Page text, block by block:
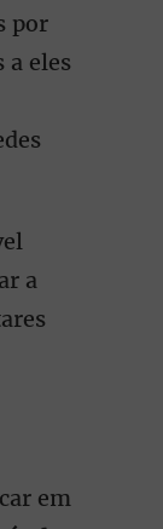
por
a eles
a
em